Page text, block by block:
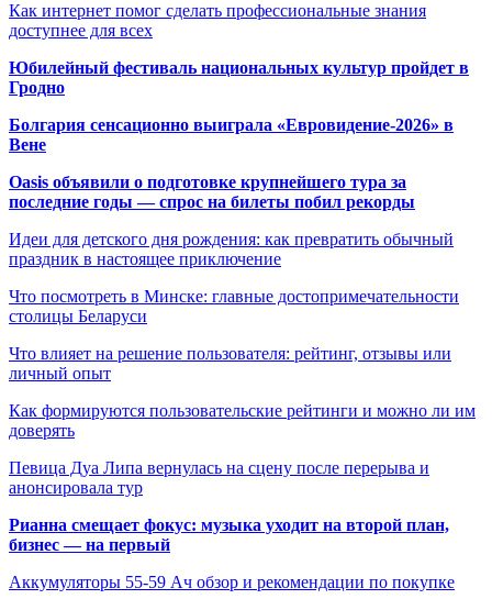
Как интернет помог сделать профессиональные знания
доступнее для всех
Юбилейный фестиваль национальных культур пройдет в
Гродно
Болгария сенсационно выиграла «Евровидение-2026» в
Вене
Oasis объявили о подготовке крупнейшего тура за
последние годы — спрос на билеты побил рекорды
Идеи для детского дня рождения: как превратить обычный
праздник в настоящее приключение
Что посмотреть в Минске: главные достопримечательности
столицы Беларуси
Что влияет на решение пользователя: рейтинг, отзывы или
личный опыт
Как формируются пользовательские рейтинги и можно ли им
доверять
Певица Дуа Липа вернулась на сцену после перерыва и
анонсировала тур
Рианна смещает фокус: музыка уходит на второй план,
бизнес — на первый
Аккумуляторы 55-59 Ач обзор и рекомендации по покупке